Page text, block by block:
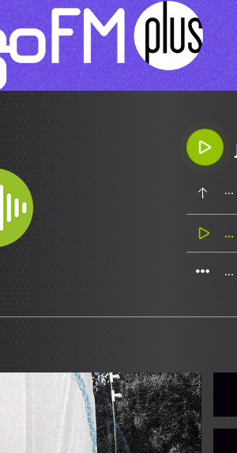
...
...
...